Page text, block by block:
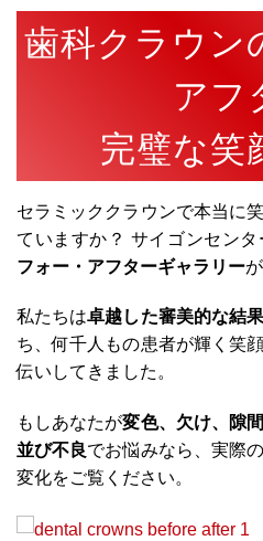
歯科クラウン
アフ
完璧な笑
セラミッククラウンで本当に
ていますか？ サイゴンセン
フォー・アフターギャラリー
私たちは卓越した審美的な結果
ち、何千人もの患者が輝く笑
伝いしてきました。
もしあなたが変色、欠け、隙
並び不良でお悩みなら、実際
変化をご覧ください。